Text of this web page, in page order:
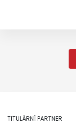
TITULÁRNÍ PARTNER